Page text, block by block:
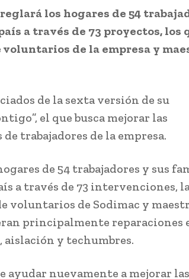
los hogares de 54
a través de 73 proyectos, los
de la empresa y
de la sexta versión de su
el que busca mejorar las
trabajadores de la empresa.
de 54 trabajadores y sus
a través de 73 intervenciones,
voluntarios de Sodimac y
principalmente reparaciones
aislación y techumbres.
ayudar nuevamente a mejorar las